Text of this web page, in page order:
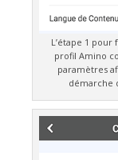
L’étape 1
profil Amino
paramètres
démarche